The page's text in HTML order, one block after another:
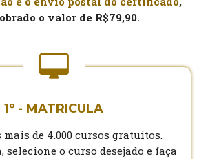
o valor de R$79,90.
1º - MATRICULA
mais de 4.000 cursos gratuitos.
selecione o curso desejado e faça